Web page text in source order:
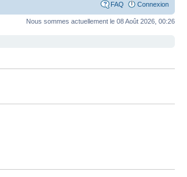
FAQ Connexion
Nous sommes actuellement le 08 Août 2026, 00:26